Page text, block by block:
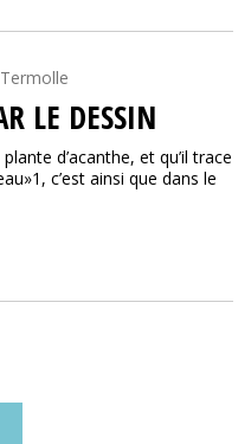
LE DESSIN
d’acanthe, et qu’il trace
c’est ainsi que dans le